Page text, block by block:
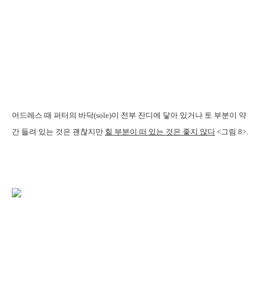
어드레스 때 퍼터의 바닥(sole)이 전부 잔디에 닿아 있거나 토 부분이 약
간 들려 있는 것은 괜찮지만 힐 부분이 떠 있는 것은 좋지 않다 <그림 8>.